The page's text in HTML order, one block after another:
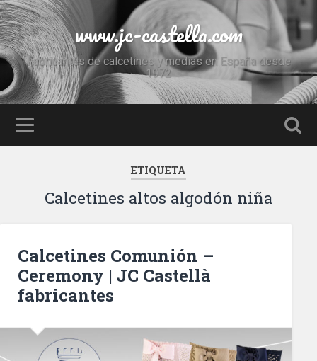
www.jc-castella.com
Fabricantes de calcetines y medias en España desde
1972
ETIQUETA
Calcetines altos algodón niña
Calcetines Comunión –
Ceremony | JC Castellà
fabricantes